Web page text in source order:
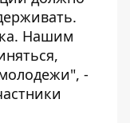
Нашим
-